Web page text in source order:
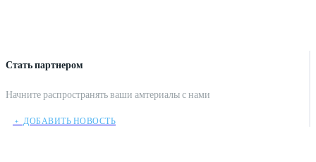
Стать партнером
Начните распространять ваши амтериалы с нами
﹢ ДОБАВИТЬ НОВОСТЬ